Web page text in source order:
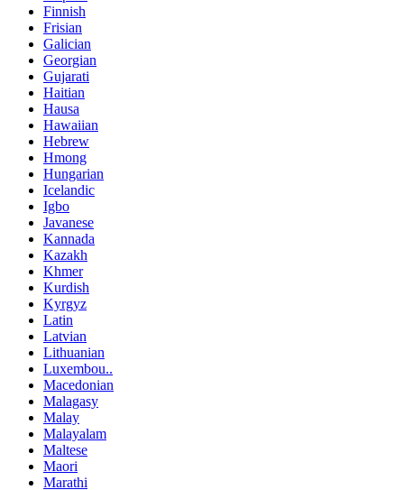
Finnish
Frisian
Galician
Georgian
Gujarati
Haitian
Hausa
Hawaiian
Hebrew
Hmong
Hungarian
Icelandic
Igbo
Javanese
Kannada
Kazakh
Khmer
Kurdish
Kyrgyz
Latin
Latvian
Lithuanian
Luxembou..
Macedonian
Malagasy
Malay
Malayalam
Maltese
Maori
Marathi